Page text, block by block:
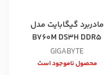
مادربرد گیگابایت مدل
B760M DS3H DDR5
GIGABYTE
محصول ناموجود است